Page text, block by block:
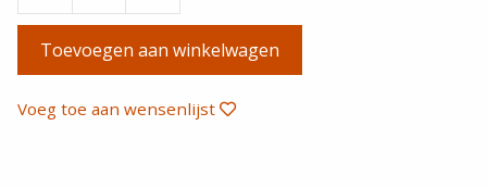
Dakdragers
KammBar
Pro
Mercedes
Toevoegen aan winkelwagen
Voeg toe aan wensenlijst